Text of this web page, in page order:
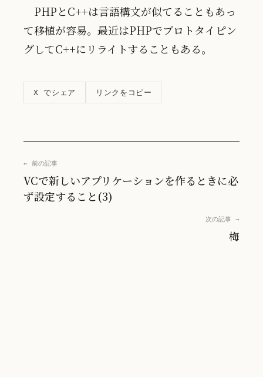
PHPとC++は言語構文が似てることもあっ
て移植が容易。最近はPHPでプロトタイピン
グしてC++にリライトすることもある。
X でシェア リンクをコピー
← 前の記事
VCで新しいアプリケーションを作るときに必
ず設定すること(3)
次の記事 →
梅